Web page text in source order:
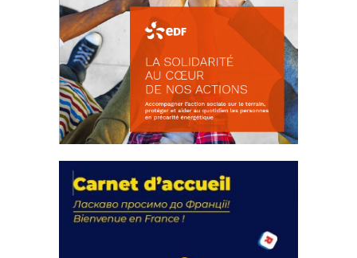
actions
18 septembre 2023
FEUILLETER